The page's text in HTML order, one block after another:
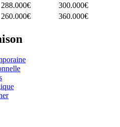
288.000€
300.000€
260.000€ 360.000€